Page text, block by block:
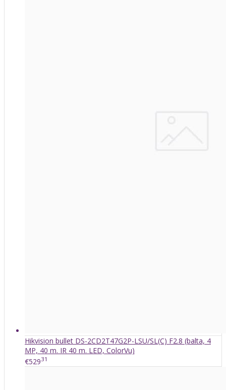
Hikvision bullet DS-2CD2T47G2P-LSU/SL(C) F2.8 (balta, 4
MP, 40 m. IR 40 m. LED, ColorVu)
€52931